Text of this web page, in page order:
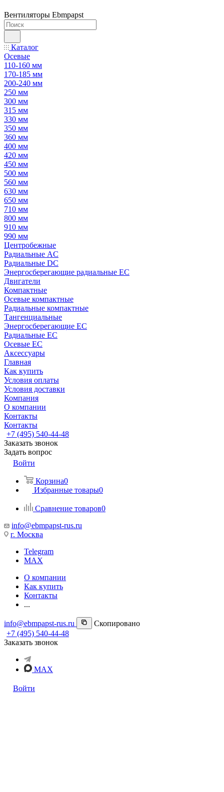
Вентиляторы Ebmpapst
Каталог
Осевые
110-160 мм
170-185 мм
200-240 мм
250 мм
300 мм
315 мм
330 мм
350 мм
360 мм
400 мм
420 мм
450 мм
500 мм
560 мм
630 мм
650 мм
710 мм
800 мм
910 мм
990 мм
Центробежные
Радиальные AC
Радиальные DC
Энергосберегающие радиальные EC
Двигатели
Компактные
Осевые компактные
Радиальные компактные
Тангенциальные
Энергосберегающие EC
Радиальные EC
Осевые EC
Аксессуары
Главная
Как купить
Условия оплаты
Условия доставки
Компания
О компании
Контакты
Контакты
+7 (495) 540-44-48
Заказать звонок
Задать вопрос
Войти
Корзина0
Избранные товары0
Сравнение товаров0
info@ebmpapst-rus.ru
г. Москва
Telegram
MAX
О компании
Как купить
Контакты
...
info@ebmpapst-rus.ru
Скопировано
+7 (495) 540-44-48
Заказать звонок
MAX
Войти